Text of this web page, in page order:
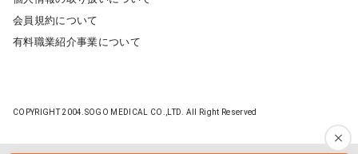
開業支援事例
スポット求人検索
転職ノウハウ
会員規約について
有料職業紹介事業について
COPYRIGHT 2004.SOGO MEDICAL CO.,LTD. All Right Reserved